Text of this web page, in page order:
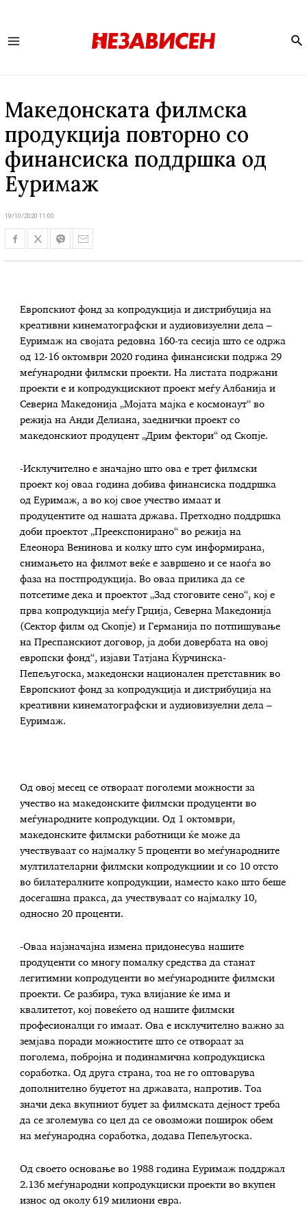
Македонската филмска
продукција повторно со
финансиска поддршка од
Еуримаж
19/10/2020 11:00
Европскиот фонд за копродукција и дистрибуција на
креативни кинематографски и аудиовизуелни дела –
Еуримаж на својата редовна 160-та сесија што се одржа
од 12-16 октомври 2020 година финансиски подржа 29
меѓународни филмски проекти. На листата подржани
проекти е и копродукцискиот проект меѓу Албанија и
Северна Македонија „Мојата мајка е космонаут“ во
режија на Анди Делиана, заеднички проект со
македонскиот продуцент „Дрим фектори“ од Скопје.
-Исклучително е значајно што ова е трет филмски
проект кој оваа година добива финансиска поддршка
од Еуримаж, а во кој свое учество имаат и
продуцентите од нашата држава. Претходно поддршка
доби проектот „Преекспонирано“ во режија на
Елеонора Венинова и колку што сум информирана,
снимањето на филмот веќе е завршено и се наоѓа во
фаза на постпродукција. Во оваа прилика да се
потсетиме дека и проектот „Зад стоговите сено“, кој е
прва копродукција меѓу Грција, Северна Македонија
(Сектор филм од Скопје) и Германија по потпишување
на Преспанскиот договор, ја доби довербата на овој
европски фонд“, изјави Татјана Ќурчинска-
Пепељугоска, македонски национален претставник во
Европскиот фонд за копродукција и дистрибуција на
креативни кинематографски и аудиовизуелни дела –
Еуримаж.
Од овој месец се отвораат поголеми можности за
учество на македонските филмски продуценти во
меѓународните копродукции. Од 1 октомври,
македонските филмски работници ќе може да
учествуваат со најмалку 5 проценти во меѓународните
мултилателарни филмски копродукциии и со 10 отсто
во билатералните копродукции, наместо како што беше
досегашна пракса, да учествуваат со најмалку 10,
односно 20 проценти.
-Оваа најзначајна измена придонесува нашите
продуценти со многу помалку средства да станат
легитимни копродуценти во меѓународните филмски
проекти. Се разбира, тука влијание ќе има и
квалитетот, кој повеќето од нашите филмски
професионалци го имаат. Ова е исклучително важно за
земјава поради можностите што се отвораат за
поголема, побројна и подинамична копродукциска
соработка. Од друга страна, тоа не го оптоварува
дополнително буџетот на државата, напротив. Тоа
значи дека вкупниот буџет за филмската дејност треба
да се зголемува со цел да се овозможи поширок обем
на меѓународна соработка, додава Пепељугоска.
Од своето основање во 1988 година Еуримаж поддржал
2.136 меѓународни копродукциски проекти во вкупен
износ од околу 619 милиони евра.